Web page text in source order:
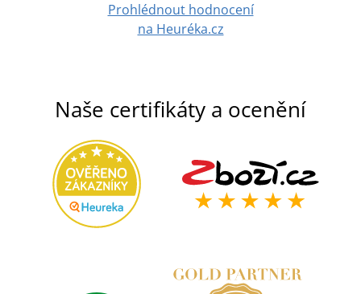
Prohlédnout hodnocení
na Heuréka.cz
Naše certifikáty a ocenění